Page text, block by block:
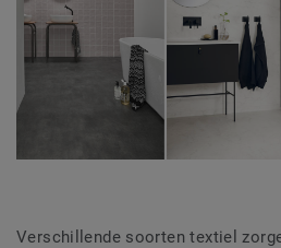
Verschillende soorten textiel